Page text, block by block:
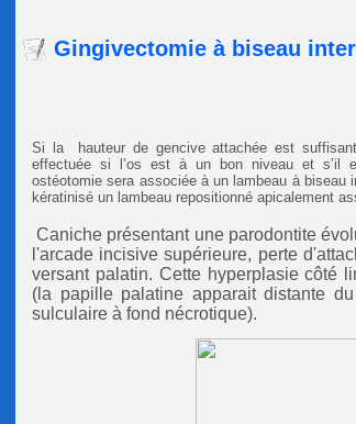
Gingivectomie à biseau
Si la hauteur de gencive attachée est
effectuée si l’os est à un bon niveau et s’il
ostéotomie sera associée à un lambeau à
kératinisé un lambeau repositionné apicalement
Caniche présentant une parodontite
l'arcade incisive supérieure, perte
versant palatin. Cette hyperplasie côté
(la papille palatine apparait distante
sulculaire à fond nécrotique).